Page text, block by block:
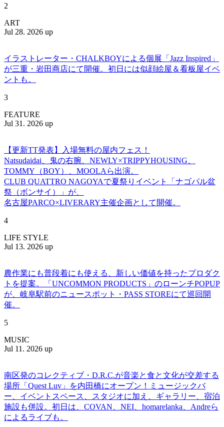
2
ART
Jul 28. 2026 up
イラストレーター・CHALKBOYによる個展「Jazz Inspired」
が三重・岩田商店にて開催。初日には似顔絵屋＆看板屋イベ
ントも。
3
FEATURE
Jul 31. 2026 up
【更新TT発表】入場無料の屋内フェス！
Natsudaidai、鬼の右腕、NEWLY×TRIPPYHOUSING、
TOMMY（BOY）、MOOLAら出演。
CLUB QUATTRO NAGOYAで夏祭りイベント「ナゴパル盆
祭（ボンサイ）」が、
名古屋PARCO×LIVERARY主催企画として開催。
4
LIFE STYLE
Jul 13. 2026 up
農作業にも普段着にも使える、新しい価値を持ったプロダク
トを提案。「UNCOMMON PRODUCTS」のローンチPOPUP
が、岐阜駅前のニュースポット・PASS STOREにて巡回開
催。
5
MUSIC
Jul 11. 2026 up
南区発のコレクティブ・D.R.C.が⾳楽と⾷と⽂化が交差する
場所「Quest Luv」を内田橋にオープン！ミュージックバ
ー、イベントスペース、スタジオに加え、ギャラリー、宿泊
施設も併設。初日は、COVAN、NEI、homarelanka、Andreら
によるライブも。